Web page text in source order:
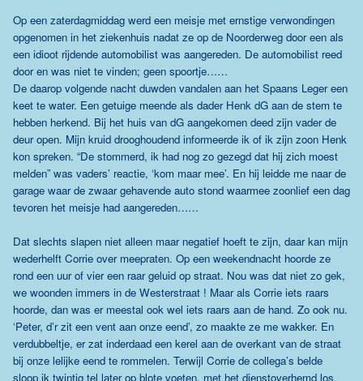
Op een zaterdagmiddag werd een meisje met ernstige verwondingen
opgenomen in het ziekenhuis nadat ze op de Noorderweg door een als
een idioot rijdende automobilist was aangereden. De automobilist reed
door en was niet te vinden; geen spoortje……
De daarop volgende nacht duwden vandalen aan het Spaans Leger een
keet te water. Een getuige meende als dader Henk dG aan de stem te
hebben herkend. Bij het huis van dG aangekomen deed zijn vader de
deur open. Mijn kruid drooghoudend informeerde ik of ik zijn zoon Henk
kon spreken. “De stommerd, ik had nog zo gezegd dat hij zich moest
melden” was vaders’ reactie, ‘kom maar mee’. En hij leidde me naar de
garage waar de zwaar gehavende auto stond waarmee zoonlief een dag
tevoren het meisje had aangereden……
Dat slechts slapen niet alleen maar negatief hoeft te zijn, daar kan mijn
wederhelft Corrie over meepraten. Op een weekendnacht hoorde ze
rond een uur of vier een raar geluid op straat. Nou was dat niet zo gek,
we woonden immers in de Westerstraat ! Maar als Corrie iets raars
hoorde, dan was er meestal ook wel iets raars aan de hand. Zo ook nu.
‘Peter, d’r zit een vent aan onze eend’, zo maakte ze me wakker. En
verdubbeltje, er zat inderdaad een kerel aan de overkant van de straat
bij onze lelijke eend te rommelen. Terwijl Corrie de collega’s belde
sloop ik twintig tel later op blote voeten, met het dienstoverhemd los